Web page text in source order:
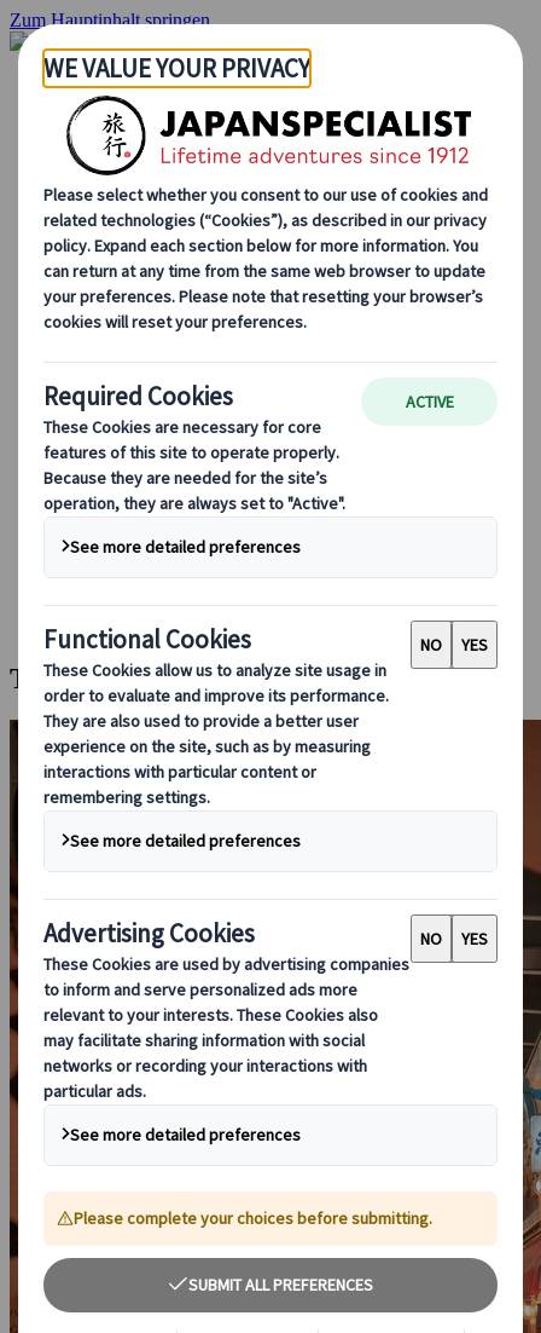
Zum Hauptinhalt springen
Startseite
Rundreisen
Individuelle Reisen
Gruppenreisen
Selbstfahrerreisen
Ausflüge
Massgeschneiderte Gruppenreisen
Japan Rail Pass
Wie wir arbeiten
Über uns
Treffen Sie unser Team
Werden Sie Teil unseres Teams
Saisonale Reisetipps
Highlights des Reiseziels
Kulturelle Einblicke
Kulinarische Erlebnisse
Entdecke Japan mit dem Zug
Häufig gestellte Fragen
Wichtige Informationen
Etikette in Japan
Autofahren in Japan
Bei uns buchen
Japan Rail Pass
Unterkunft
Online-Beratung
Tokios verborgene kulinarische Schätze